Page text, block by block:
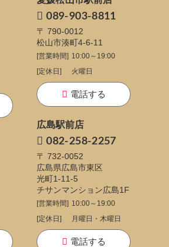
089-903-8811
〒 790-0012
松山市湊町4-6-11
[営業時間] 10:00～19:00
[定休日]
火曜日
電話する
広島駅前店
082-258-2257
〒 732-0052
広島県広島市東区
光町1-11-5
チサンマンション広島1F
[営業時間] 10:00～19:00
[定休日]
月曜日・木曜日
電話する